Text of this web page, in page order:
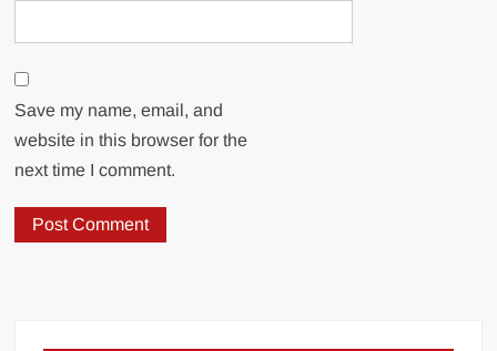
Save my name, email, and
website in this browser for the
next time I comment.